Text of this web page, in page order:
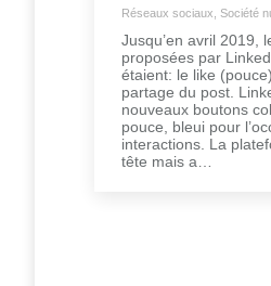
Réseaux sociaux Société
Jusqu’en avril 2019,
proposées par
étaient: le like
partage du post.
nouveaux boutons
pouce, bleui pour
interactions. La
tête mais a…